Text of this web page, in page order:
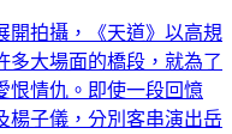
開拍攝，《天道》以高規
多大場面的橋段，就為了
恨情仇。即使一段回憶
楊子儀，分別客串演出岳